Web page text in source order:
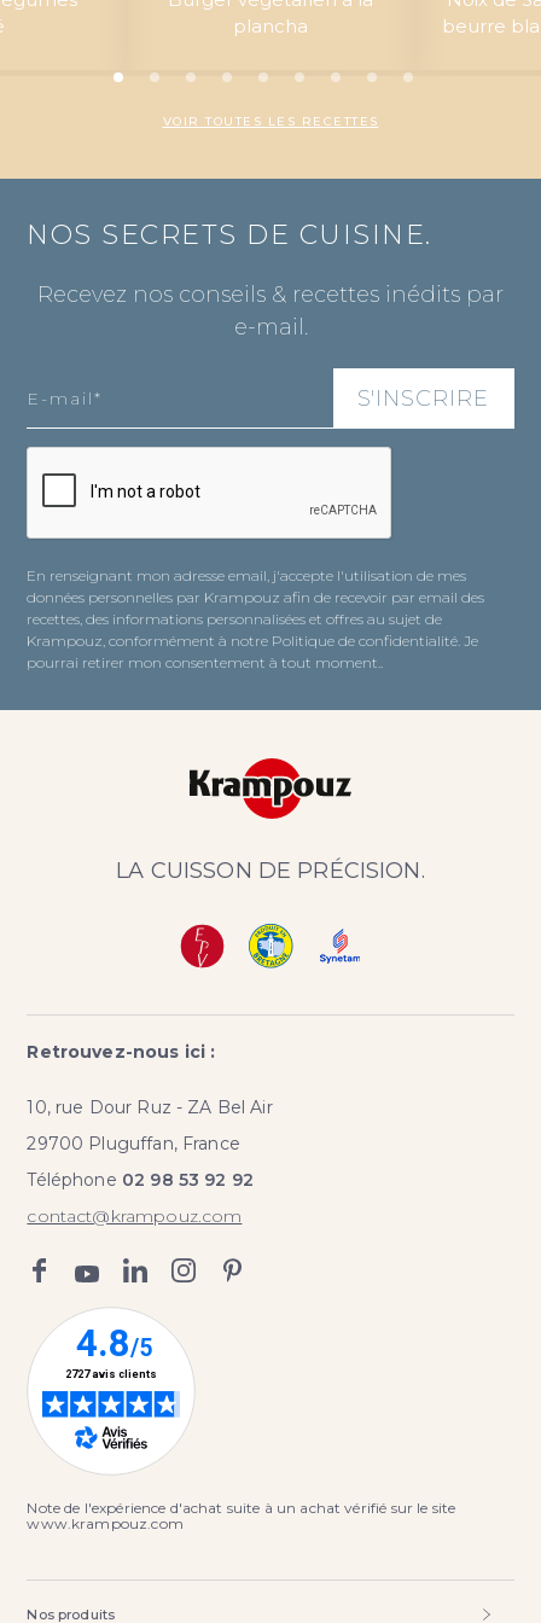
plancha
beurre
VOIR TOUTES LES RECETTES
NOS SECRETS DE CUISINE.
Recevez nos conseils & recettes inédits par
e-mail.
En renseignant mon adresse email, j'accepte l'utilisation de mes
données personnelles par Krampouz afin de recevoir par email des
recettes, des informations personnalisées et offres au sujet de
Krampouz, conformément à notre Politique de confidentialité. Je
pourrai retirer mon consentement à tout moment..
LA CUISSON DE PRÉCISION.
Retrouvez-nous ici :
10, rue Dour Ruz - ZA Bel Air
29700 Pluguffan, France
Téléphone 02 98 53 92 92
contact@krampouz.com
Note de l'expérience d'achat suite à un achat vérifié sur le site
www.krampouz.com
Nos produits